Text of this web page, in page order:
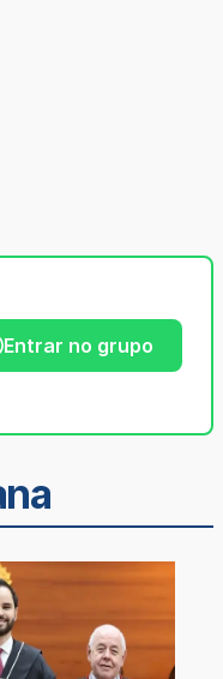
Entrar no grupo